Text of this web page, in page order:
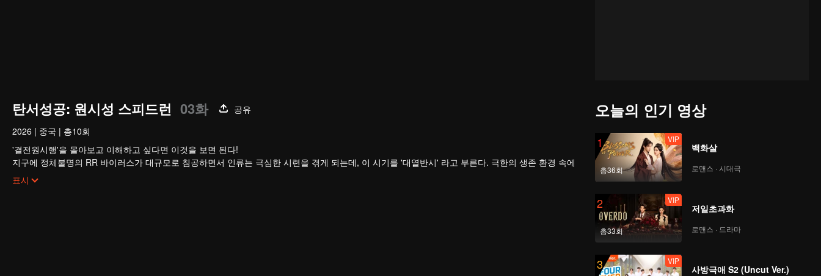
탄서성공: 원시성 스피드런 03화
공유
2026 | 중국 | 총10회
'결전원시행'을 몰아보고 이해하고 싶다면 이것을 보면 된다!
지구에 정체불명의 RR 바이러스가 대규모로 침공하면서 인류는 극심한 시련을 겪게 되는데, 이 시기를 '대열반시' 라고 부른다. 극한의 생존 환경 속에
서 인류의 신체 능력은 과거와 비교할 수 없을 정도로 비약적으로 발전했으며, 그중에서도 뛰어난 자들을 '무자'라고 칭한다.
주인공 뤄펑은 무자가 되기 위해 노력하지만 그의 앞길은 순탄하지 않았다. 가장 먼저 맞닥뜨린 장애물은 가난한 가정 형편이다. 부모님은 그에게 많은
표시
오늘의 인기 영상
1
총36회
VIP
백화살
로맨스 · 시대극
2
총33회
VIP
저일초과화
로맨스 · 드라마
3 VIP
사방극애 S2 (Uncut Ver.)